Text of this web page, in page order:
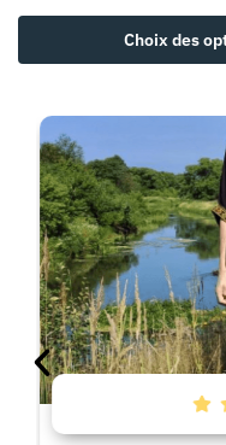
Choix des